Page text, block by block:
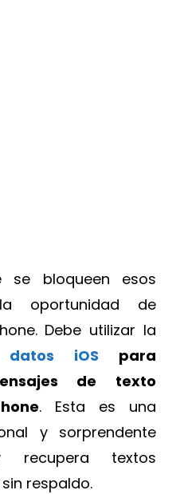
se bloqueen esos
oportunidad de
Debe utilizar la
iOS para
de texto
. Esta es una
y sorprendente
recupera textos
respaldo.